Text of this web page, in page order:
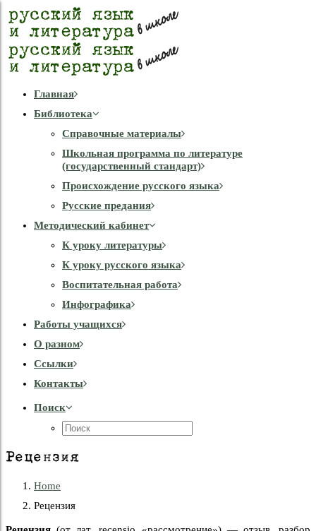
Главная
Библиотека
Справочные материалы
Школьная программа по литературе
(государственный стандарт)
Происхождение русского языка
Русские предания
Методический кабинет
К уроку литературы
К уроку русского языка
Воспитательная работа
Инфографика
Работы учащихся
О разном
Cсылки
Контакты
Поиск
Рецензия
Home
Рецензия